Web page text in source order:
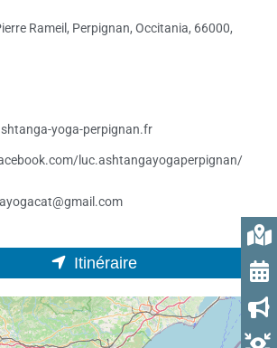
Rameil, Perpignan, Occitania, 66000,
yoga-perpignan.fr
luc.ashtangayogaperpignan/
Itinéraire